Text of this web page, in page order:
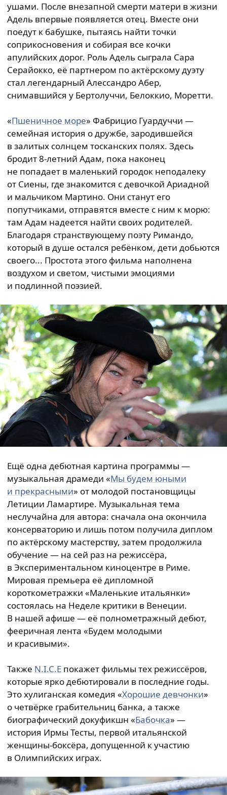
ушами. После внезапной смерти матери в жизни
Адель впервые появляется отец. Вместе они
поедут к бабушке, пытаясь найти точки
соприкосновения и собирая все кочки
апулийских дорог. Роль Адель сыграла Сара
Серайокко, её партнером по актёрскому дуэту
стал легендарный Алессандро Абер,
снимавшийся у Бертолуччи, Белоккио, Моретти.
«Пшеничное море» Фабрицио Гуардуччи —
семейная история о дружбе, зародившейся
в залитых солнцем тосканских полях. Здесь
бродит 8-летний Адам, пока наконец
не попадает в маленький городок неподалеку
от Сиены, где знакомится с девочкой Ариадной
и мальчиком Мартино. Они станут его
попутчиками, отправятся вместе с ним к морю:
там Адам надеется найти своих родителей.
Благодаря странствующему поэту Римандо,
который в душе остался ребёнком, дети добьются
своего... Простота этого фильма наполнена
воздухом и светом, чистыми эмоциями
и подлинной поэзией.
Ещё одна дебютная картина программы —
музыкальная драмеди «Мы будем юными
и прекрасными» от молодой постановщицы
Летиции Ламартире. Музыкальная тема
неслучайна для автора: сначала она окончила
консерваторию и лишь потом получила диплом
по актёрскому мастерству, затем продолжила
обучение — на сей раз на режиссёра,
в Экспериментальном киноцентре в Риме.
Мировая премьера её дипломной
короткометражки «Маленькие итальянки»
состоялась на Неделе критики в Венеции.
В нашей афише — её полнометражный дебют,
фееричная лента «Будем молодыми
и красивыми».
Также N.I.C.E покажет фильмы тех режиссёров,
которые ярко дебютировали в последние годы.
Это хулиганская комедия «Хорошие девчонки»
о четвёрке грабительниц банка, а также
биографический докуфикшн «Бабочка» —
история Ирмы Тесты, первой итальянской
женщины-боксёра, допущенной к участию
в Олимпийских играх.